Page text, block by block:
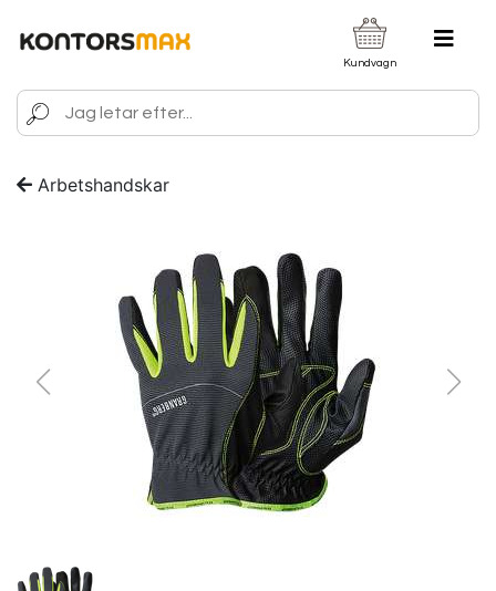
Kundvagn
Arbetshandskar